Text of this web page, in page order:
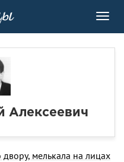
Алексеевич
двору, мелькала на лицах